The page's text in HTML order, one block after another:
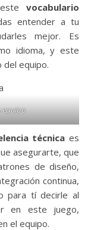
vocabulario
entender a tu
mejor. Es
idioma, y este
del equipo.
equipo
técnica es
asegurarte, que
de diseño,
continua,
para tí decirle al
en este juego,
el equipo.